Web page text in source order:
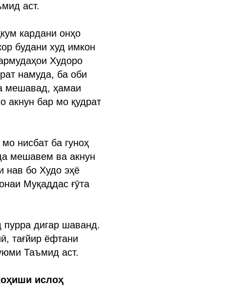
аст.
кардани онҳо
будани худ имкон
Худоро
намуда, ба оби
мешавад, ҳамаи
акнун бар мо қудрат
нисбат ба гуноҳ
мешавем ва акнун
нав бо Худо эҳё
Муқаддас ғӯта
дигар шаванд.
тағйир ёфтани
Таъмид аст.
ислоҳ